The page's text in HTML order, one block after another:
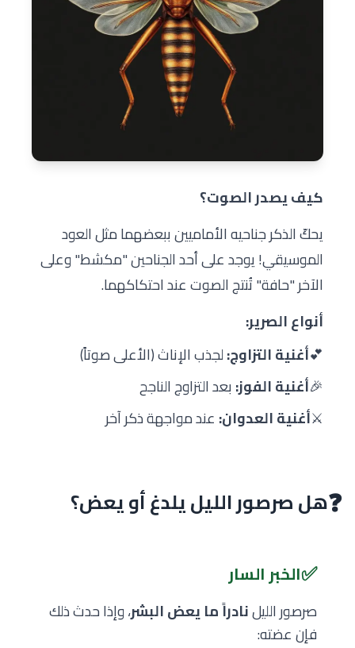
كيف يصدر الصوت؟
يحكّ الذكر جناحيه الأماميين ببعضهما مثل العود
الموسيقي! يوجد على أحد الجناحين "مكشط" وعلى
الآخر "حافة" تُنتج الصوت عند احتكاكهما.
أنواع الصرير:
💕أغنية التزاوج:لجذب الإناث (الأعلى صوتاً)
🎉أغنية الفوز: بعد التزاوج الناجح
⚔️أغنية العدوان: عند مواجهة ذكر آخر
❓هل صرصور الليل يلدغ أو يعض؟
✅الخبر السار
صرصور الليلنادراً ما يعض البشر، وإذا حدث ذلك
فإن عضته: